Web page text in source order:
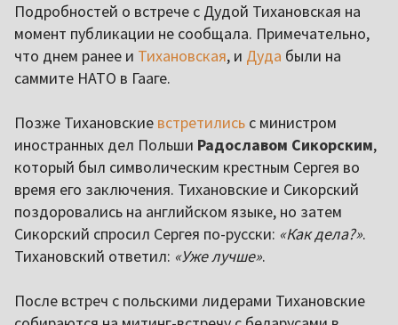
Подробностей о встрече с Дудой Тихановская на
момент публикации не сообщала. Примечательно,
что днем ранее и Тихановская, и Дуда были на
саммите НАТО в Гааге.
Позже Тихановские встретились с министром
иностранных дел Польши Радославом Сикорским,
который был символическим крестным Сергея во
время его заключения. Тихановские и Сикорский
поздоровались на английском языке, но затем
Сикорский спросил Сергея по-русски: «Как дела?».
Тихановский ответил: «Уже лучше».
После встреч с польскими лидерами Тихановские